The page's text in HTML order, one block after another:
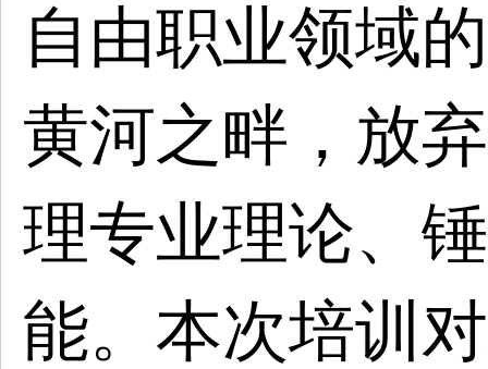
自由职业领域
黄河之畔，放
理专业理论、
能。本次培训